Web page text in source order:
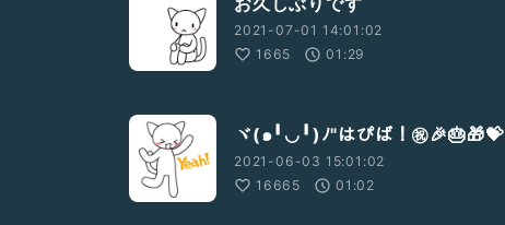
2021-07-01 14:01:02
1665
01:29
ヾ(๑╹◡╹)ﾉ"はぴば！㊗️🎉🎂🎁💝
2021-06-03 15:01:02
16665
01:02